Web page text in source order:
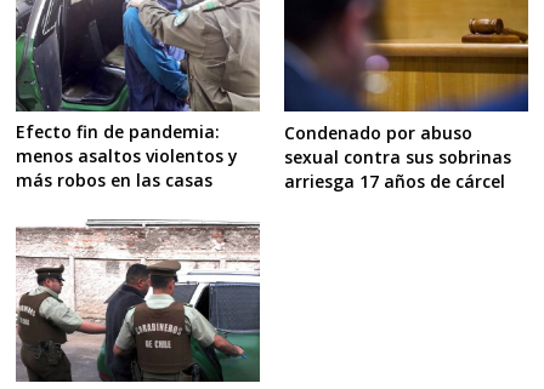
Efecto fin de pandemia:
menos asaltos violentos y
más robos en las casas
Condenado por abuso
sexual contra sus sobrinas
arriesga 17 años de cárcel